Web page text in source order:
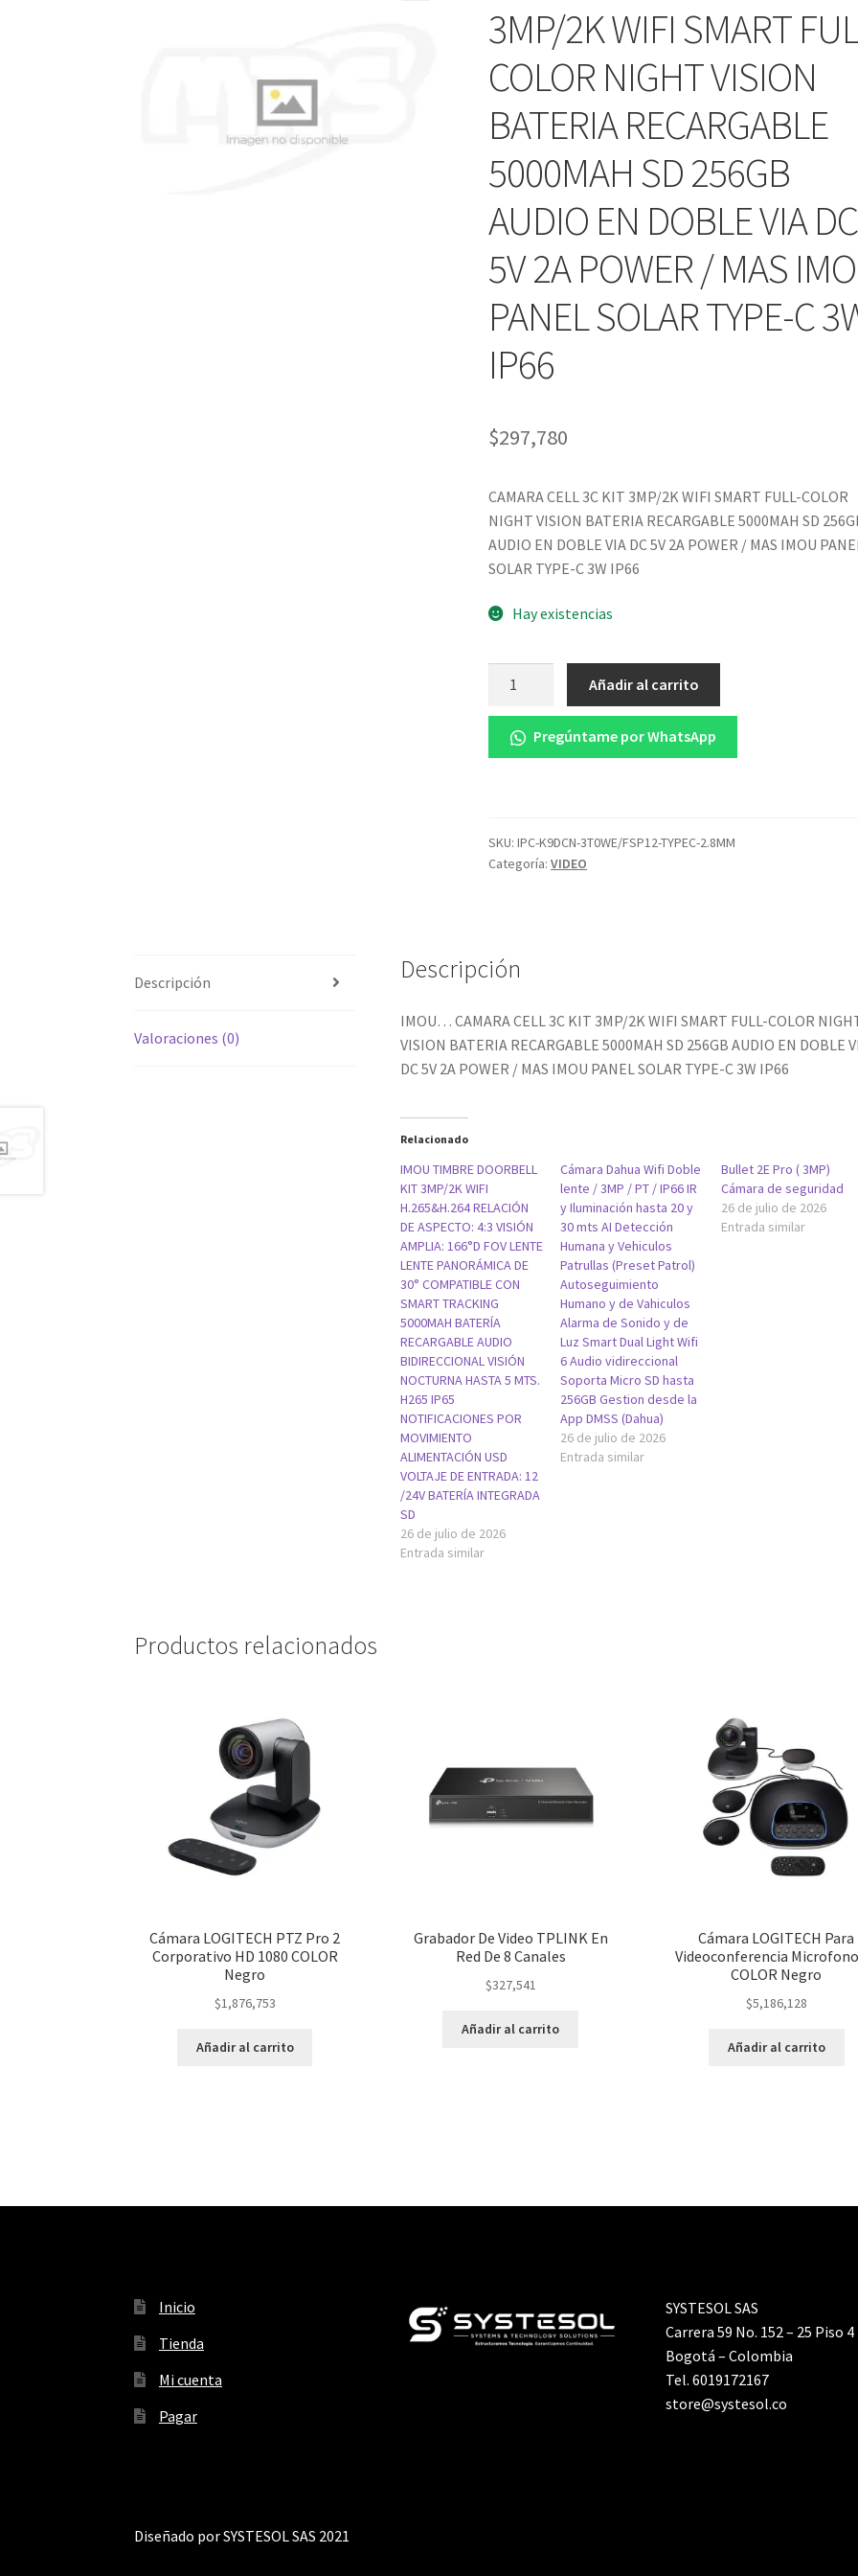
3MP/2K WIFI SMART
COLOR NIGHT VISION
BATERIA RECARGABLE
5000MAH SD 256GB
AUDIO EN DOBLE VIA DC
5V 2A POWER / MAS
PANEL SOLAR TYPE-C
IP66
$297,780
CAMARA CELL 3C KIT 3MP/2K WIFI SMART FULL-COLOR
NIGHT VISION BATERIA RECARGABLE 5000MAH SD
AUDIO EN DOBLE VIA DC 5V 2A POWER / MAS IMOU
SOLAR TYPE-C 3W IP66
Hay existencias
3C
KIT
FULL-
COLOR
RECARGABLE
256GB
AUDIO
EN
5V
2A
POWER
/
MAS
IMOU
PANEL
SOLAR
TYPE-
3W
cantidad
Añadir al carrito
Pregúntame por WhatsApp
SKU:IPC-K9DCN-3T0WE/FSP12-TYPEC-2.8MM
Categoría:VIDEO
Descripción
Valoraciones (0)
Descripción
IMOU… CAMARA CELL 3C KIT 3MP/2K WIFI SMART FULL-COLOR
VISION BATERIA RECARGABLE 5000MAH SD 256GB AUDIO EN DOBLE
DC 5V 2A POWER / MAS IMOU PANEL SOLAR TYPE-C 3W IP66
Relacionado
IMOU TIMBRE DOORBELL
KIT 3MP/2K WIFI
H.265&H.264 RELACIÓN
DE ASPECTO: 4:3 VISIÓN
AMPLIA: 166°D FOV LENTE
LENTE PANORÁMICA DE
30° COMPATIBLE CON
SMART TRACKING
5000MAH BATERÍA
RECARGABLE AUDIO
BIDIRECCIONAL VISIÓN
NOCTURNA HASTA 5 MTS.
H265 IP65
NOTIFICACIONES POR
MOVIMIENTO
ALIMENTACIÓN USD
VOLTAJE DE ENTRADA: 12
/24V BATERÍA INTEGRADA
SD
26 de julio de 2026
Entrada similar
Cámara Dahua Wifi Doble
lente / 3MP / PT / IP66 IR
y Iluminación hasta 20 y
30 mts AI Detección
Humana y Vehiculos
Patrullas (Preset Patrol)
Autoseguimiento
Humano y de Vahiculos
Alarma de Sonido y de
Luz Smart Dual Light Wifi
6 Audio vidireccional
Soporta Micro SD hasta
256GB Gestion desde la
App DMSS (Dahua)
26 de julio de 2026
Entrada similar
Bullet 2E Pro ( 3MP)
Cámara de seguridad
26 de julio de 2026
Entrada similar
Productos relacionados
Cámara LOGITECH PTZ Pro 2
Corporativo HD 1080 COLOR
Negro
$1,876,753
Añadir al carrito
Grabador De Video TPLINK En
Red De 8 Canales
$327,541
Añadir al carrito
Cámara LOGITECH Para
Videoconferencia
COLOR Negro
$5,186,128
Añadir al carrito
Inicio
Tienda
Mi cuenta
Pagar
SYSTESOL SAS
Carrera 59 No. 152 – 25 Piso 4
Bogotá – Colombia
Tel. 6019172167
store@systesol.co
Diseñado por SYSTESOL SAS 2021